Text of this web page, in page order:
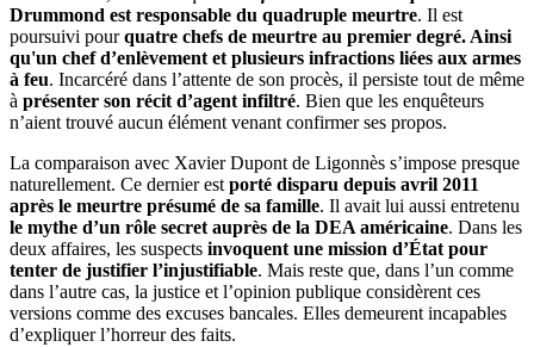
Drummond est responsable du quadruple meurtre. Il est
poursuivi pourquatre chefs de meurtre au premier degré. Ainsi
qu'un chef d’enlèvement et plusieurs infractions liées aux armes
à feu. Incarcéré dans l’attente de son procès, il persiste tout de même
à présenter son récit d’agent infiltré. Bien que les enquêteurs
n’aient trouvé aucun élément venant confirmer ses propos.
La comparaison avec Xavier Dupont de Ligonnès s’impose presque
naturellement. Ce dernier estporté disparu depuis avril 2011
après le meurtre présumé de sa famille. Il avait lui aussi entretenu
le mythe d’un rôle secret auprès de la DEA américaine. Dans les
deux affaires, les suspects invoquent une mission d’État pour
tenter de justifier l’injustifiable. Mais reste que, dans l’un comme
dans l’autre cas, la justice et l’opinion publique considèrent ces
versions comme des excuses bancales. Elles demeurent incapables
d’expliquer l’horreur des faits.